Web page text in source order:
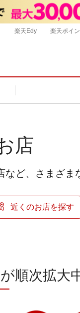
楽天Edy 楽天ポイ
店
ど、さまざま
近くのお店を探す
順次拡大